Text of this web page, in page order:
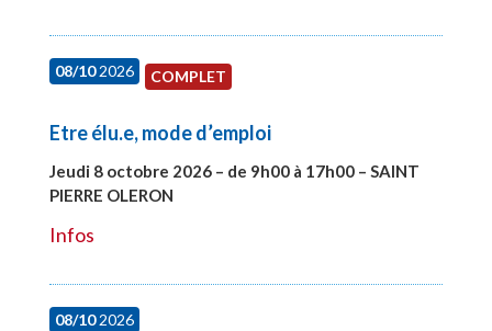
08/102026 COMPLET
Etre élu.e, mode d’emploi
Jeudi 8 octobre 2026 – de 9h00 à 17h00 – SAINT
PIERRE OLERON
Infos
08/102026